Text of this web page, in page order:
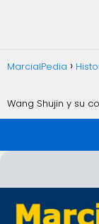
MarcialPedia
Wang Shujin y su